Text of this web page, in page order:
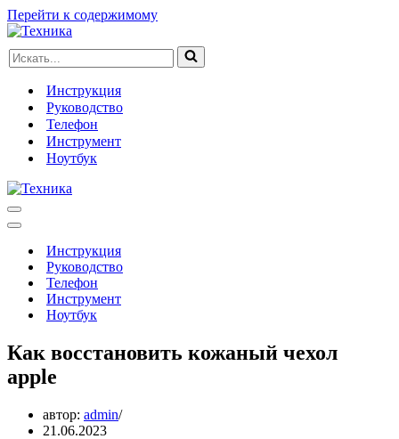
Перейти к содержимому
Искать...
Инструкция
Руководство
Телефон
Инструмент
Ноутбук
Меню
навигации
Меню
навигацииИнструкция
Руководство
Телефон
Инструмент
Ноутбук
Как восстановить кожаный чехол
apple
автор: admin
21.06.2023